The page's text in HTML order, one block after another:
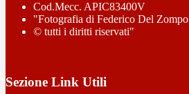
Cod.Mecc. APIC83400V
"Fotografia di Federico Del Zompo
© tutti i diritti riservati"
Sezione Link Utili